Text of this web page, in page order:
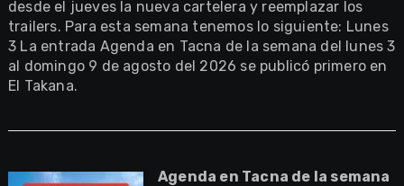
desde el jueves la nueva cartelera y reemplazar los
trailers. Para esta semana tenemos lo siguiente: Lunes
3 La entrada Agenda en Tacna de la semana del lunes 3
al domingo 9 de agosto del 2026 se publicó primero en
El Takana.
Agenda en Tacna de la semana